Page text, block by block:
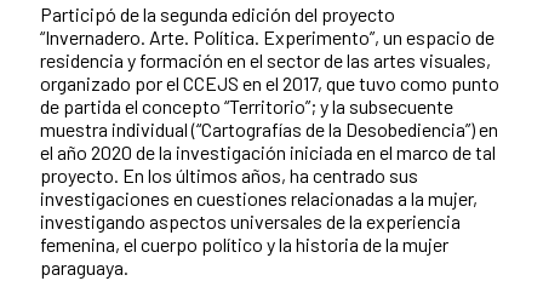
Participó de la segunda edición del proyecto
“Invernadero. Arte. Política. Experimento”, un espacio de
residencia y formación en el sector de las artes visuales,
organizado por el CCEJS en el 2017, que tuvo como punto
de partida el concepto “Territorio”; y la subsecuente
muestra individual (“Cartografías de la Desobediencia”) en
el año 2020 de la investigación iniciada en el marco de tal
proyecto. En los últimos años, ha centrado sus
investigaciones en cuestiones relacionadas a la mujer,
investigando aspectos universales de la experiencia
femenina, el cuerpo político y la historia de la mujer
paraguaya.